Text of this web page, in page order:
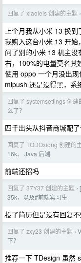
回复了 xiaoleis 创建的主题 ›
上个月我从小米 13 换
我购入这台小米 13 开始
问了别的小米 13 机主
右，100%的电量莫名其
使用 oppo 一个月没出
mipush 还是没得黑，系
回复了 systemsettings 创建
么了？
四千出头从抖音商城配
回复了 TODOxiong 创建的
16k、 Java 后端
前端还招吗
回复了 37Y37 创建的主题 ›
35k，以及#前端实习生
投了简历但是没有回复
回复了 zxy23 创建的主题 ›
下？
推荐一下 TDesign 虽然